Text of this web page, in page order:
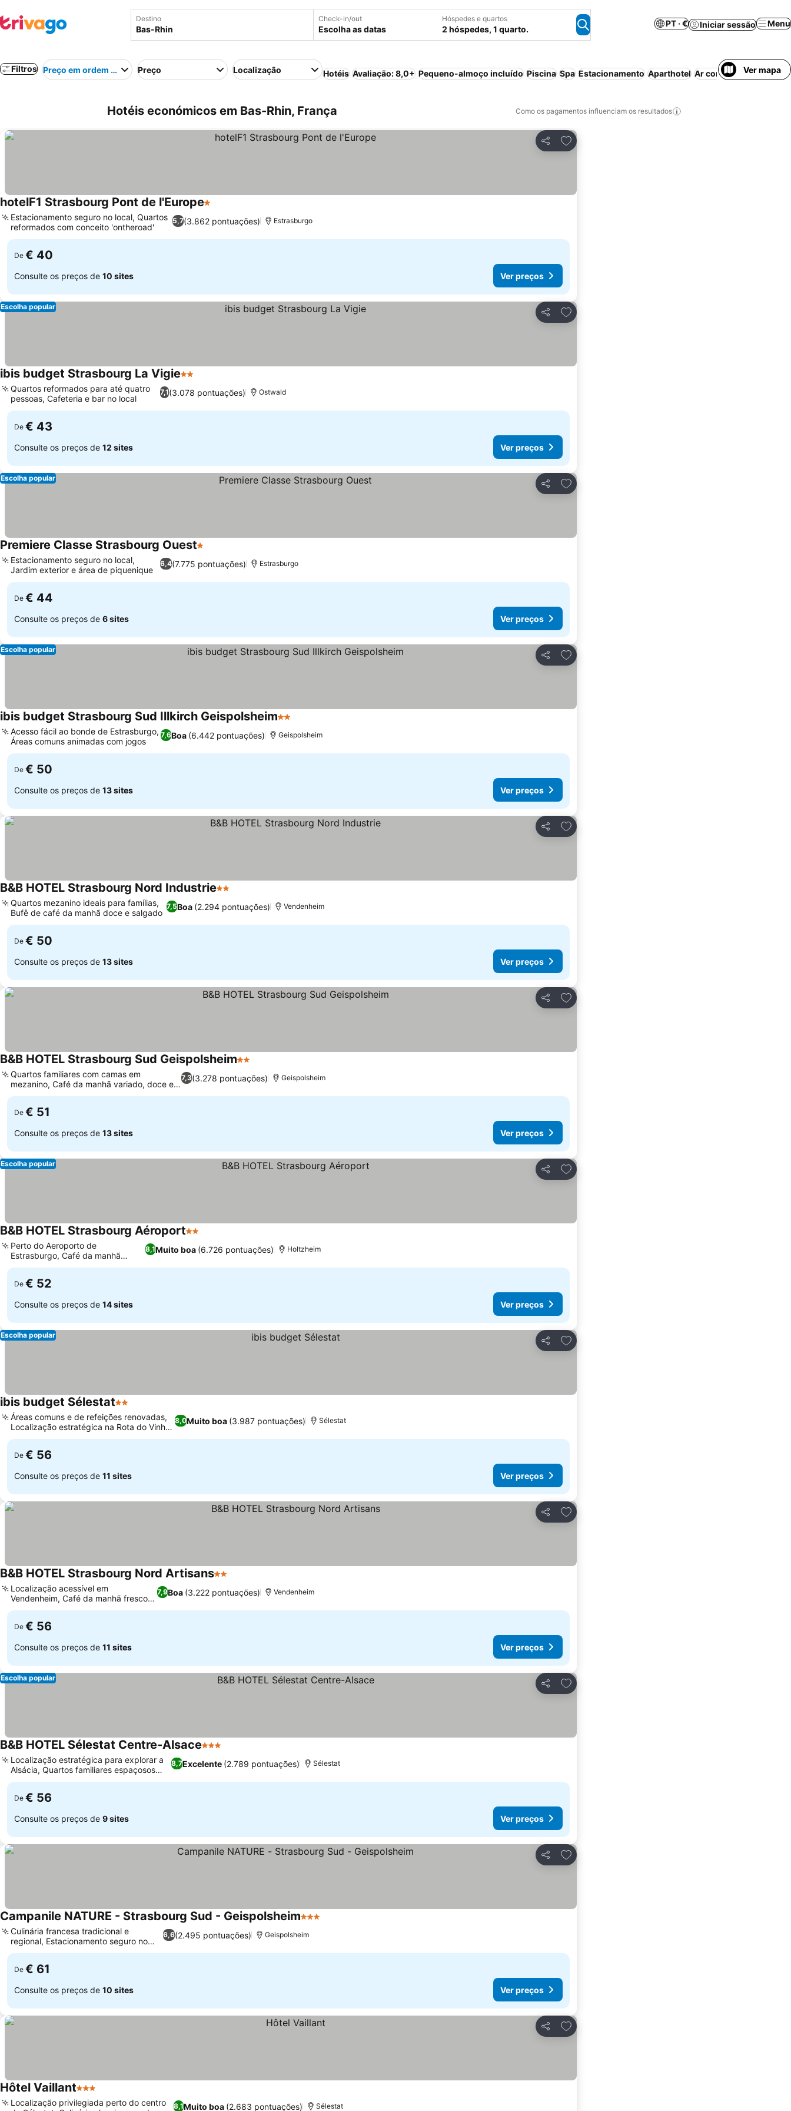
Destino Check-in/out
Escolha as datas
Hóspedes e quartos
2 hóspedes, 1 quarto.
PT · € Iniciar sessão Menu
Filtros Preço em ordem crescentePreço Localização Hotéis Avaliação: 8,0+ Pequeno-almoço incluído Piscina Spa Estacionamento Aparthotel Ar condicionado Meia-
Ver mapa
Hotéis económicos em Bas-Rhin, França Como os pagamentos influenciam os resultados
Partilhar
Adicionar aos favoritos
hotelF1 Strasbourg Pont de l'Europe1 Estrelas
5,7(3.862 pontuações)
Estacionamento seguro no local, Quartos
reformados com conceito 'ontheroad'
Estrasburgo
De € 40
Consulte os preços de 10 sites Ver preços
Partilhar
Adicionar aos favoritos
Escolha popular
ibis budget Strasbourg La Vigie2 Estrelas
7,1(3.078 pontuações)
Quartos reformados para até quatro
pessoas, Cafeteria e bar no local
Ostwald
De € 43
Consulte os preços de 12 sites Ver preços
Partilhar
Adicionar aos favoritos
Escolha popular
Premiere Classe Strasbourg Ouest1 Estrelas
6,4(7.775 pontuações)
Estacionamento seguro no local,
Jardim exterior e área de piquenique
Estrasburgo
De € 44
Consulte os preços de 6 sites Ver preços
Partilhar
Adicionar aos favoritos
Escolha popular
ibis budget Strasbourg Sud Illkirch Geispolsheim2 Estrelas
7,6Boa (6.442 pontuações)
Acesso fácil ao bonde de Estrasburgo,
Áreas comuns animadas com jogos
Geispolsheim
De € 50
Consulte os preços de 13 sites Ver preços
Partilhar
Adicionar aos favoritos
B&B HOTEL Strasbourg Nord Industrie2 Estrelas
7,5Boa (2.294 pontuações)
Quartos mezanino ideais para famílias,
Bufê de café da manhã doce e salgado
Vendenheim
De € 50
Consulte os preços de 13 sites Ver preços
Partilhar
Adicionar aos favoritos
B&B HOTEL Strasbourg Sud Geispolsheim2 Estrelas
7,3(3.278 pontuações)
Quartos familiares com camas em
mezanino, Café da manhã variado, doce e
salgado
Geispolsheim
De € 51
Consulte os preços de 13 sites Ver preços
Partilhar
Adicionar aos favoritos
Escolha popular
B&B HOTEL Strasbourg Aéroport2 Estrelas
8,1Muito boa (6.726 pontuações)
Perto do Aeroporto de
Estrasburgo, Café da manhã
buffet à vontade
Holtzheim
De € 52
Consulte os preços de 14 sites Ver preços
Partilhar
Adicionar aos favoritos
Escolha popular
ibis budget Sélestat2 Estrelas
8,0Muito boa (3.987 pontuações)
Áreas comuns e de refeições renovadas,
Localização estratégica na Rota do Vinho
da Alsácia
Sélestat
De € 56
Consulte os preços de 11 sites Ver preços
Partilhar
Adicionar aos favoritos
B&B HOTEL Strasbourg Nord Artisans2 Estrelas
7,9Boa (3.222 pontuações)
Localização acessível em
Vendenheim, Café da manhã fresco e
variado
Vendenheim
De € 56
Consulte os preços de 11 sites Ver preços
Partilhar
Adicionar aos favoritos
Escolha popular
B&B HOTEL Sélestat Centre-Alsace3 Estrelas
8,7Excelente (2.789 pontuações)
Localização estratégica para explorar a
Alsácia, Quartos familiares espaçosos
disponíveis
Sélestat
De € 56
Consulte os preços de 9 sites Ver preços
Partilhar
Adicionar aos favoritos
Campanile NATURE - Strasbourg Sud - Geispolsheim3 Estrelas
6,6(2.495 pontuações)
Culinária francesa tradicional e
regional, Estacionamento seguro no
local
Geispolsheim
De € 61
Consulte os preços de 10 sites Ver preços
Partilhar
Adicionar aos favoritos
Hôtel Vaillant3 Estrelas
8,1Muito boa (2.683 pontuações)
Localização privilegiada perto do centro
Sélestat